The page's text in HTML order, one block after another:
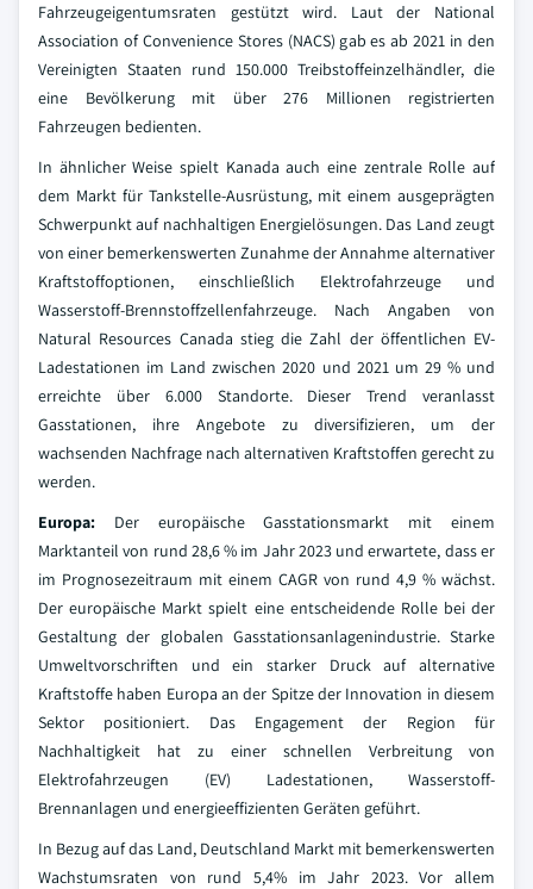
Fahrzeugeigentumsraten gestützt wird. Laut der National
Association of Convenience Stores (NACS) gab es ab 2021 in den
Vereinigten Staaten rund 150.000 Treibstoffeinzelhändler, die
eine Bevölkerung mit über 276 Millionen registrierten
Fahrzeugen bedienten.
In ähnlicher Weise spielt Kanada auch eine zentrale Rolle auf
dem Markt für Tankstelle-Ausrüstung, mit einem ausgeprägten
Schwerpunkt auf nachhaltigen Energielösungen. Das Land zeugt
von einer bemerkenswerten Zunahme der Annahme alternativer
Kraftstoffoptionen, einschließlich Elektrofahrzeuge und
Wasserstoff-Brennstoffzellenfahrzeuge. Nach Angaben von
Natural Resources Canada stieg die Zahl der öffentlichen EV-
Ladestationen im Land zwischen 2020 und 2021 um 29 % und
erreichte über 6.000 Standorte. Dieser Trend veranlasst
Gasstationen, ihre Angebote zu diversifizieren, um der
wachsenden Nachfrage nach alternativen Kraftstoffen gerecht zu
werden.
Europa: Der europäische Gasstationsmarkt mit einem
Marktanteil von rund 28,6 % im Jahr 2023 und erwartete, dass er
im Prognosezeitraum mit einem CAGR von rund 4,9 % wächst.
Der europäische Markt spielt eine entscheidende Rolle bei der
Gestaltung der globalen Gasstationsanlagenindustrie. Starke
Umweltvorschriften und ein starker Druck auf alternative
Kraftstoffe haben Europa an der Spitze der Innovation in diesem
Sektor positioniert. Das Engagement der Region für
Nachhaltigkeit hat zu einer schnellen Verbreitung von
Elektrofahrzeugen (EV) Ladestationen, Wasserstoff-
Brennanlagen und energieeffizienten Geräten geführt.
In Bezug auf das Land, Deutschland Markt mit bemerkenswerten
Wachstumsraten von rund 5,4% im Jahr 2023. Vor allem